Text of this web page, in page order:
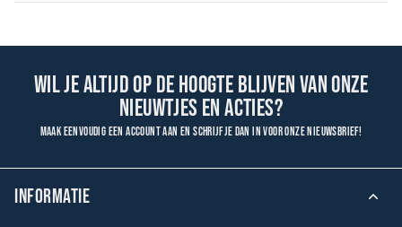
Wil je altijd op de hoogte blijven van onze
nieuwtjes en acties?
Maak eenvoudig een account aan en schrijf je dan in voor onze nieuwsbrief!
INFORMATIE